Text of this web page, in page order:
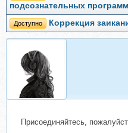
подсознательных
Доступно Коррекция
Присоединяйтесь,